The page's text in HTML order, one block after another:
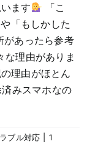
ます
「こ
「もしかした
があったら参考
な理由がありま
理由がほとん
みスマホなの
ブル対応
1